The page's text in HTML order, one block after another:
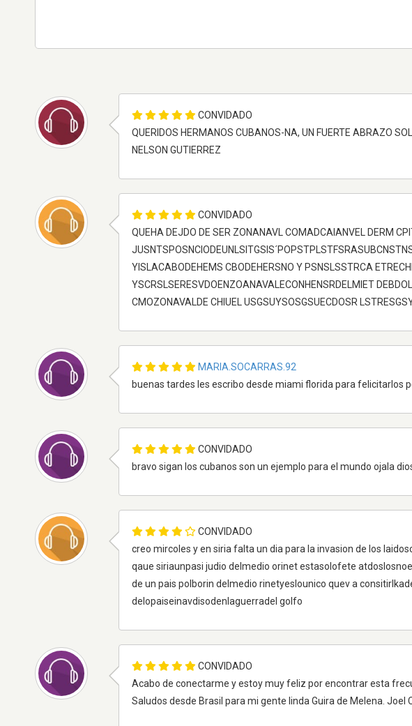
CONVIDADO
QUERIDOS HERMANOS CUBANOS-NA, UN FUERTE ABRAZO
NELSON GUTIERREZ
CONVIDADO
QUEHA DEJDO DE SER ZONANAVL COMADCAIANVEL DERM
YISLACABODEHEMS CBODEHERSNO Y PSNSLSSTRCA
YSCRSLSERESVDOENZOANAVALECONHENSRDELMIET
CMOZONAVALDE CHIUEL USGSUYSOSGSUECDOSR
MARIA.SOCARRAS.92
buenas tardes les escribo desde miami florida para felicitarlos
CONVIDADO
bravo sigan los cubanos son un ejemplo para el mundo ojala
CONVIDADO
creo mircoles y en siria falta un dia para la invasion de los
qaue siriaunpasi judio delmedio orinet estasolofete
de un pais polborin delmedio rinetyeslounico quev a
delopaiseinavdisodenlaguerradel golfo
CONVIDADO
Acabo de conectarme y estoy muy feliz por encontrar esta
Saludos desde Brasil para mi gente linda Guira de Melena. Joel